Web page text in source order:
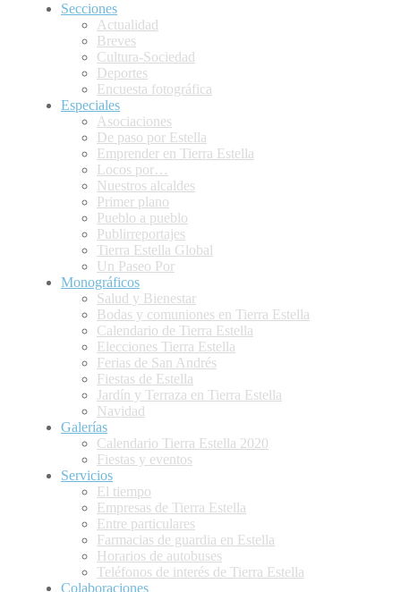
Secciones
Actualidad
Breves
Cultura-Sociedad
Deportes
Encuesta fotográfica
Especiales
Asociaciones
De paso por Estella
Emprender en Tierra Estella
Locos por…
Nuestros alcaldes
Primer plano
Pueblo a pueblo
Publirreportajes
Tierra Estella Global
Un Paseo Por
Monográficos
Salud y Bienestar
Bodas y comuniones en Tierra Estella
Calendario de Tierra Estella
Elecciones Tierra Estella
Ferias de San Andrés
Fiestas de Estella
Jardín y Terraza en Tierra Estella
Navidad
Galerías
Calendario Tierra Estella 2020
Fiestas y eventos
Servicios
El tiempo
Empresas de Tierra Estella
Entre particulares
Farmacias de guardia en Estella
Horarios de autobuses
Teléfonos de interés de Tierra Estella
Colaboraciones